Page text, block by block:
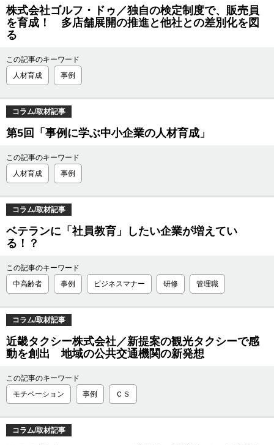
株式会社ゴルフ・ドゥ／独自の検定制度で、販売員
を育成！ 多店舗展開の推進と他社との差別化を図
る
この記事のキーワード
人材育成
事例
コラム/取材記事
第5回「事例に学ぶ中小企業の人材育成」
この記事のキーワード
人材育成
事例
コラム/取材記事
ベテランに「社員教育」したい企業が増えてい
る！？
この記事のキーワード
中高齢者
事例 ビジネスマナー 研修 管理職
コラム/取材記事
近畿タクシー株式会社／新提案の観光タクシーで感
動を創出 地域の公共交通機関の新発想
この記事のキーワード
モチベーション
事例 ＣＳ
コラム/取材記事